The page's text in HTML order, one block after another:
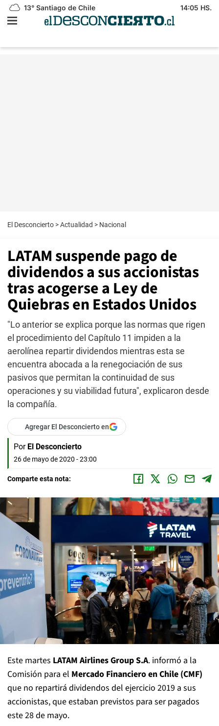
13° Santiago de Chile 14:05 HS.
El Desconcierto >Actualidad > Nacional
LATAM suspende pago de
dividendos a sus accionistas
tras acogerse a Ley de
Quiebras en Estados Unidos
"Lo anterior se explica porque las normas que rigen
el procedimiento del Capítulo 11 impiden a la
aerolínea repartir dividendos mientras esta se
encuentra abocada a la renegociación de sus
pasivos que permitan la continuidad de sus
operaciones y su viabilidad futura", explicaron desde
la compañía.
Agregar El Desconcierto en
Por El Desconcierto
26 de mayo de 2020 - 23:00
Comparte esta nota:
Este martes LATAM Airlines Group S.A. informó a la
Comisión para el Mercado Financiero en Chile (CMF)
que no repartirá dividendos del ejercicio 2019 a sus
accionistas, que estaban previstos para ser pagados
este 28 de mayo.